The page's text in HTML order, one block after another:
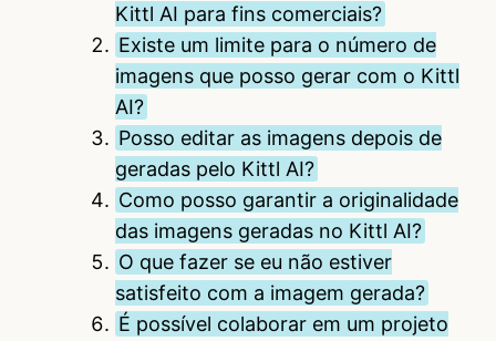
Kittl AI para fins comerciais?
Existe um limite para o número de
imagens que posso gerar com o Kittl
AI?
Posso editar as imagens depois de
geradas pelo Kittl AI?
Como posso garantir a originalidade
das imagens geradas no Kittl AI?
O que fazer se eu não estiver
satisfeito com a imagem gerada?
É possível colaborar em um projeto